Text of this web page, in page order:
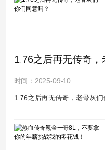
1.76之后再无传奇，
时间：2025-09-10
1.76之后再无传奇，老骨灰们